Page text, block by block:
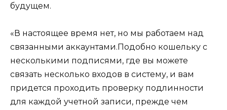
будущем.
«В настоящее время нет, но мы работаем над
связанными аккаунтами.Подобно кошельку с
несколькими подписями, где вы можете
связать несколько входов в систему, и вам
придется проходить проверку подлинности
для каждой учетной записи, прежде чем